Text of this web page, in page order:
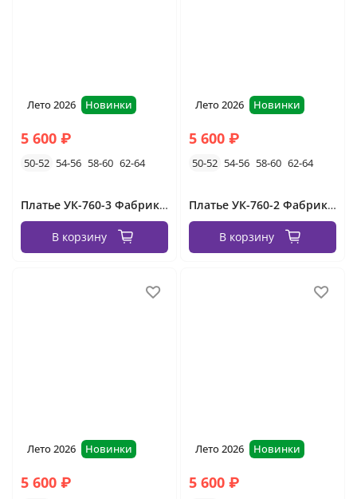
Лето 2026 Новинки
5 600 ₽
50-52 54-56 58-60 62-64
Платье УК-760-3 Фабрика Моды
В корзину
Лето 2026 Новинки
5 600 ₽
50-52 54-56 58-60 62-64
Платье УК-760-2 Фабрика Моды
В корзину
Лето 2026 Новинки
5 600 ₽
Лето 2026 Новинки
5 600 ₽